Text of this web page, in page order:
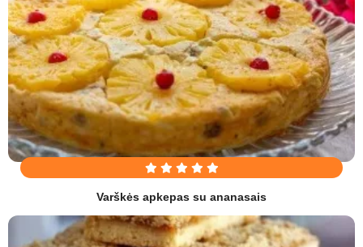
Varškės apkepas su ananasais